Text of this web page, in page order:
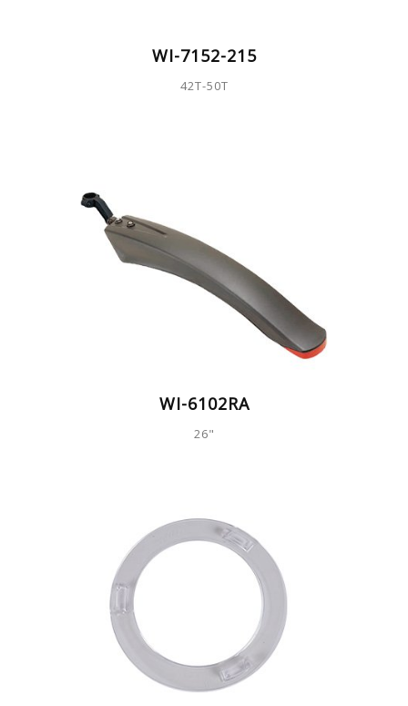
WI-7152-215
42T-50T
WI-6102RA
26"